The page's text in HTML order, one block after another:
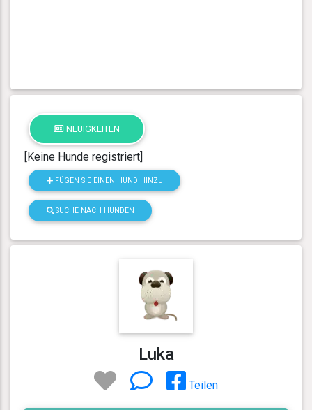
NEUIGKEITEN
[Keine Hunde registriert]
FÜGEN SIE EINEN HUND HINZU
SUCHE NACH HUNDEN
Luka
Teilen